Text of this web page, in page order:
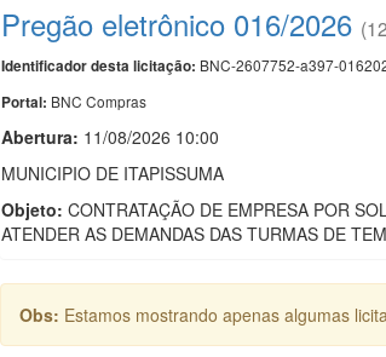
Pregão eletrônico 016/2026
Identificador desta licitação: BNC-2607752-a397-
Portal: BNC Compras
Abertura: 11/08/2026 10:00
MUNICIPIO DE ITAPISSUMA
Objeto: CONTRATAÇÃO DE EMPRESA POR
ATENDER AS DEMANDAS DAS TURMAS DE
Obs: Estamos mostrando apenas algumas